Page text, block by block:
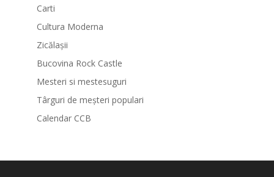
Carti
Cultura Moderna
Zicălașii
Bucovina Rock Castle
Mesteri si mestesuguri
Târguri de meșteri populari
Calendar CCB